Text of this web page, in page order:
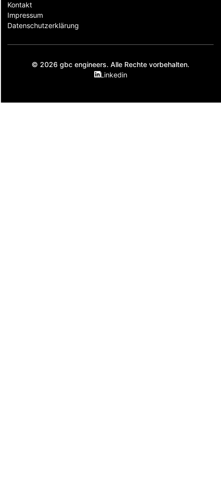
Kontakt
Impressum
Datenschutzerklärung
© 2026 gbc engineers. Alle Rechte vorbehalten.
Linkedin